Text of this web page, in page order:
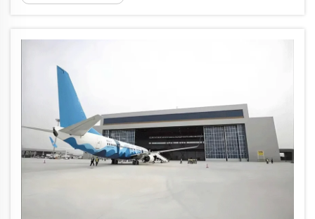
podstawowe kategorie obciążeń. Dokładne
stateczności konstrukcji i zgodności z